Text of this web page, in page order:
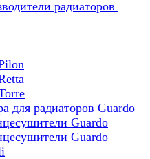
радиаторов
для радиаторов Guardo
Guardo
Guardo